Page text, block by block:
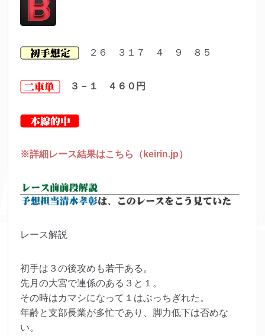
２６ ３１７ ４ ９ ８５
３－１ ４６０ 円
※詳細レース結果はこちら（keirin.jp）
レース解説
初手は３の後攻めも若干ある。
先月の大宮で連係のある３と１。
その時はカマシになって１はぶっちぎれた。
年齢と支部長業が多忙であり、脚力低下は否めな
い。